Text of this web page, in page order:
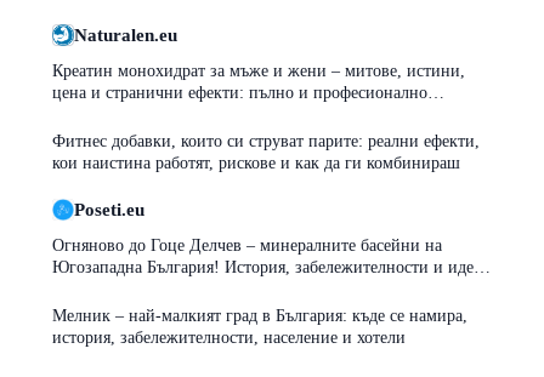
Naturalen.eu
Креатин монохидрат за мъже и жени – митове, истини,
цена и странични ефекти: пълно и професионално
Фитнес добавки, които си струват парите: реални ефекти,
кои наистина работят, рискове и как да ги комбинираш
Poseti.eu
Огняново до Гоце Делчев – минералните басейни на
Югозападна България! История, забележителности и идеи
Мелник – най-малкият град в България: къде се намира,
история, забележителности, население и хотели